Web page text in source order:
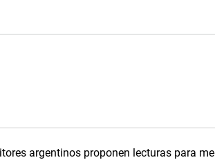
argentinos proponen lecturas para